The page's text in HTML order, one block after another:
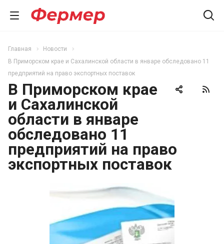
Главная
Новости
В Приморском крае и Сахалинской области в январе обследовано 11
предприятий на право экспортных поставок
В Приморском крае
и Сахалинской
области в январе
обследовано 11
предприятий на право
экспортных поставок